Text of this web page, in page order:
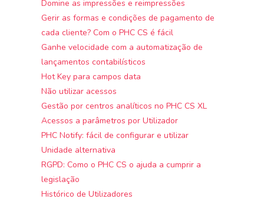
Domine as impressões e reimpressões
Gerir as formas e condições de pagamento de
cada cliente? Com o PHC CS é fácil
Ganhe velocidade com a automatização de
lançamentos contabilísticos
Hot Key para campos data
Não utilizar acessos
Gestão por centros analíticos no PHC CS XL
Acessos a parâmetros por Utilizador
PHC Notify: fácil de configurar e utilizar
Unidade alternativa
RGPD: Como o PHC CS o ajuda a cumprir a
legislação
Histórico de Utilizadores